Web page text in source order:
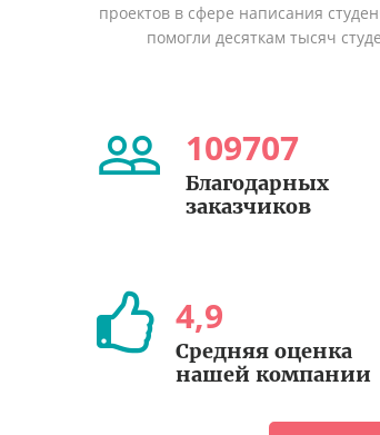
проектов в сфере написания
помогли десяткам тысяч
109707
Благодарных
заказчиков
4,9
Средняя оценка
нашей компании